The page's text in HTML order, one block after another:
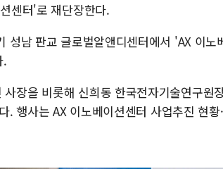
센터'로 재단장한다.
성남 판교 글로벌알앤디센터에서 'AX 이
.
장을 비롯해 신희동 한국전자기술연구원
. 행사는 AX 이노베이션센터 사업추진 현